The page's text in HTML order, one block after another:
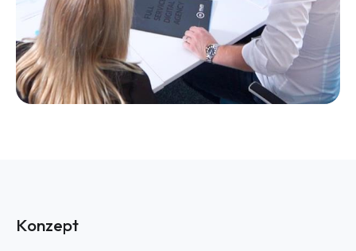
Konzept